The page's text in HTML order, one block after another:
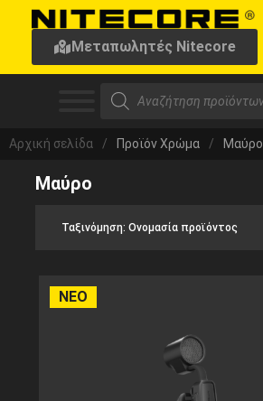
Μεταπωλητές Nitecore
Αρχική σελίδα / Προϊόν Χρώμα / Μαύρο
Μαύρο
ΝΕΟ